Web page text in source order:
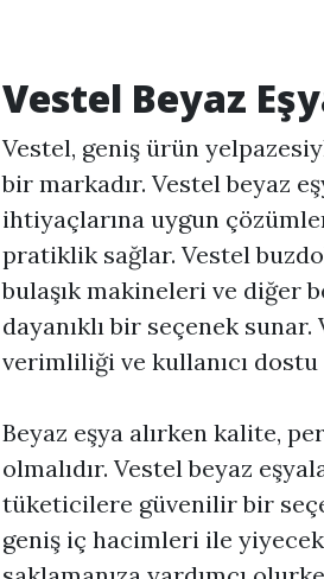
Vestel Beyaz
Vestel, geniş ürün
bir markadır. Vestel beyaz
ihtiyaçlarına uygun
pratiklik sağlar. Vestel
bulaşık makineleri ve diğer
dayanıklı bir seçenek
verimliliği ve kullanıcı
Beyaz eşya alırken kalite,
olmalıdır. Vestel beyaz
tüketicilere güvenilir bir
geniş iç hacimleri ile